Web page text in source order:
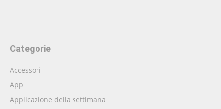
Categorie
Accessori
App
Applicazione della settimana